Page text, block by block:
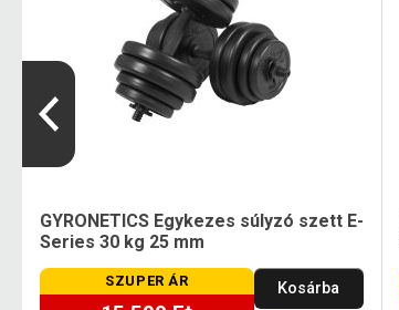
GYRONETICS Egykezes súlyzó szett E-
Series 30 kg 25 mm
SZUPER ÁR Kosárba